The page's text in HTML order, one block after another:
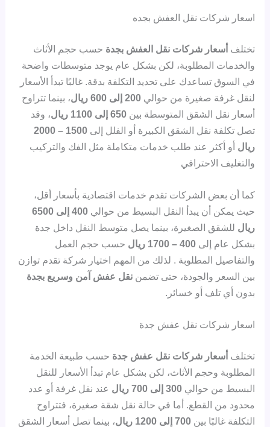
اسعار شركات نقل العفش بجده
تختلف أسعار شركات نقل العفش بجدة حسب حجم الأثاث
والخدمات المطلوبة، لكن بشكل عام يوجد متوسطات واضحة
في السوق تساعدك على تحديد التكلفة بدقة. غالبًا تبدأ الأسعار
لنقل غرفة صغيرة من حوالي200 إلى 600 ريال
، بينما تتراوح
أسعار نقل الشقق المتوسطة بين650 إلى 1100 ريال
، وقد
تصل تكلفة نقل الشقق الكبيرة أو الفلل إلى
1500 – 2000
ريال أو أكثر عند طلب خدمات متكاملة مثل الفك والتركيب
والتغليف الاحترافي
كما أن بعض الشركات تقدم خدمات اقتصادية بأسعار أقل،
حيث يمكن أن يبدأ النقل البسيط من حوالي
400 إلى 6500
ريال للشقق الصغيرة، بينما يصل متوسط النقل داخل جدة
بشكل عام إلى400 – 1700 ريال
حسب حجم العمل
والتفاصيل المطلوبة . لذلك من المهم اختيار شركة تقدم توازن
بين السعر والجودة، حتى تضمننقل عفش آمن وسريع بجدة
بدون أي تلف أو خسائر.
اسعار شركات نقل عفش جدة
تختلف أسعار شركات نقل عفش جدة حسب طبيعة الخدمة
المطلوبة وحجم الأثاث، لكن بشكل عام تبدأ الأسعار للنقل
البسيط من حوالي300 إلى 700 ريال
عند نقل غرفة أو عدد
محدود من القطع. أما في حالة نقل شقة صغيرة، فتتراوح
التكلفة غالبًا بين700 إلى 1200 ريال
، بينما تصل أسعار الشقق